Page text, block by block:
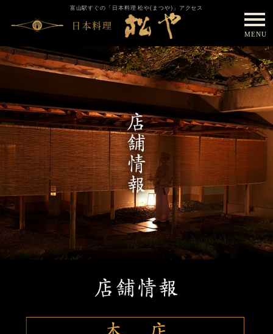
富山駅すぐの「日本料理 松や(まつや)」アクセス
MENU